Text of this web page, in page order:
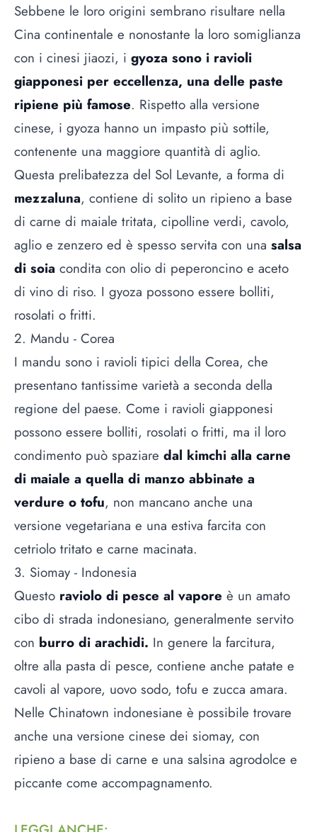
Sebbene le loro origini sembrano risultare nella
Cina continentale e nonostante la loro somiglianza
con i cinesi jiaozi, i gyoza sono i ravioli
giapponesi per eccellenza, una delle paste
ripiene più famose. Rispetto alla versione
cinese, i gyoza hanno un impasto più sottile,
contenente una maggiore quantità di aglio.
Questa prelibatezza del Sol Levante, a forma di
mezzaluna, contiene di solito un ripieno a base
di carne di maiale tritata, cipolline verdi, cavolo,
aglio e zenzero ed è spesso servita con una salsa
di soia condita con olio di peperoncino e aceto
di vino di riso. I gyoza possono essere bolliti,
rosolati o fritti.
2. Mandu - Corea
I mandu sono i ravioli tipici della Corea, che
presentano tantissime varietà a seconda della
regione del paese. Come i ravioli giapponesi
possono essere bolliti, rosolati o fritti, ma il loro
condimento può spaziare dal kimchi alla carne
di maiale a quella di manzo abbinate a
verdure o tofu, non mancano anche una
versione vegetariana e una estiva farcita con
cetriolo tritato e carne macinata.
3. Siomay - Indonesia
Questo raviolo di pesce al vapore è un amato
cibo di strada indonesiano, generalmente servito
con burro di arachidi. In genere la farcitura,
oltre alla pasta di pesce, contiene anche patate e
cavoli al vapore, uovo sodo, tofu e zucca amara.
Nelle Chinatown indonesiane è possibile trovare
anche una versione cinese dei siomay, con
ripieno a base di carne e una salsina agrodolce e
piccante come accompagnamento.